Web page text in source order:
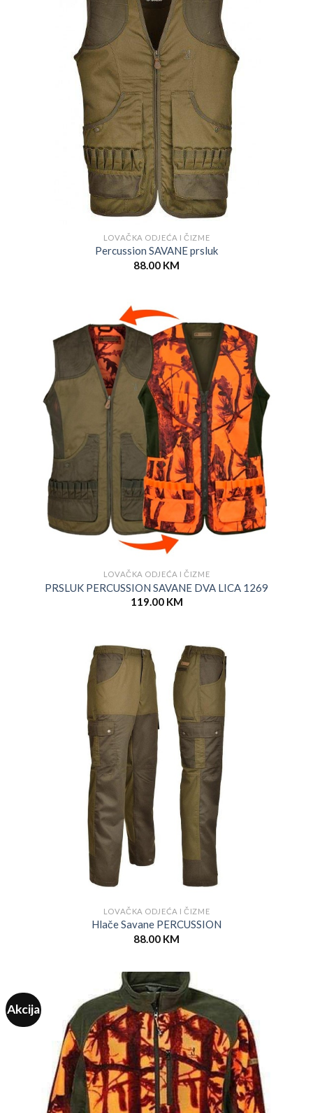
LOVAČKA ODJEĆA I ČIZME
Percussion SAVANE prsluk
88.00 KM
LOVAČKA ODJEĆA I ČIZME
PRSLUK PERCUSSION SAVANE DVA LICA 1269
119.00 KM
LOVAČKA ODJEĆA I ČIZME
Hlače Savane PERCUSSION
88.00 KM
Akcija